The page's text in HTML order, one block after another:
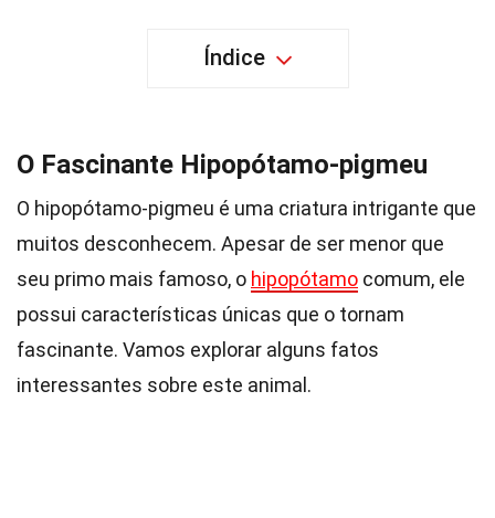
Índice
O Fascinante Hipopótamo-pigmeu
O hipopótamo-pigmeu é uma criatura intrigante que
muitos desconhecem. Apesar de ser menor que
seu primo mais famoso, o hipopótamo comum, ele
possui características únicas que o tornam
fascinante. Vamos explorar alguns fatos
interessantes sobre este animal.